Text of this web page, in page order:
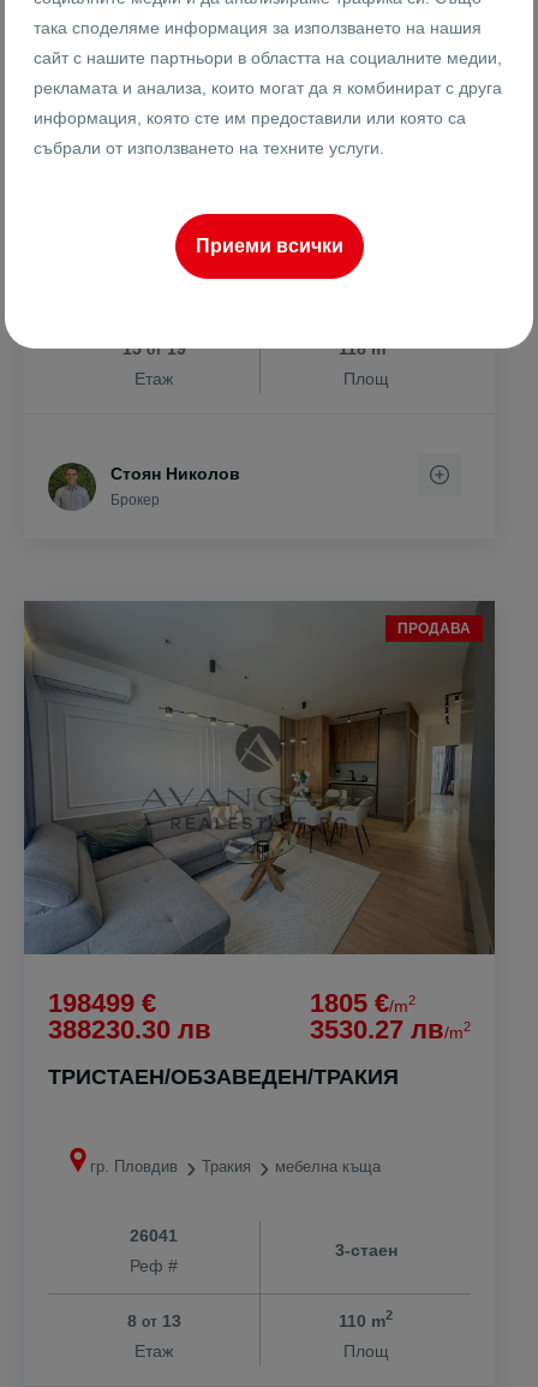
169999 €
332489.14 лв
1441 €/m2
2818.35 лв /m2
ПРОСТОРЕН/ТРИСТАЕН/КВ.
СЪДИЙСКИ
26142
3-стаен
15от19
Етаж
118 m
Площ
Стоян Николов
Брокер
ПРОДАВА
198499 €
388230.30 лв
1805 €/m2
3530.27 лв/m2
ТРИСТАЕН/ОБЗАВЕДЕН/ТРАКИЯ
гр. Пловдив Тракия мебелна къща
26041
Реф #
3-стаен
8 от13
Етаж
110 m2
Площ
така споделяме информация за използването на нашия
сайт с нашите партньори в областта на социалните медии,
рекламата и анализа, които могат да я комбинират с друга
информация, която сте им предоставили или която са
събрали от използването на техните услуги.
Приеми всички